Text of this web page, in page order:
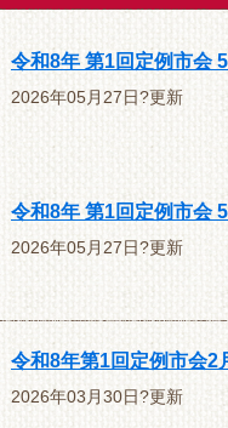
令和8年 第1回定例市会
2026年05月27日?更新
令和8年 第1回定例市会
2026年05月27日?更新
令和8年第1回定例市会2
2026年03月30日?更新